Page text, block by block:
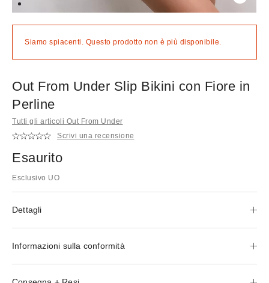
Siamo spiacenti. Questo prodotto non è più disponibile.
Out From Under Slip Bikini con Fiore in
Perline
Tutti gli articoli Out From Under
Scrivi una recensione
Esaurito
Esclusivo UO
Dettagli
Informazioni sulla conformità